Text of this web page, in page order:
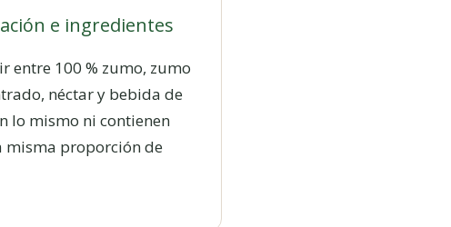
e ingredientes
entre 100 % zumo, zumo
néctar y bebida de
lo mismo ni contienen
misma proporción de